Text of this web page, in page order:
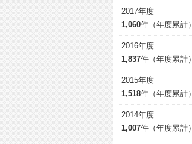
2017年度
1,060件（年度累計）
2016年度
1,837件（年度累計）
2015年度
1,518件（年度累計）
2014年度
1,007件（年度累計）